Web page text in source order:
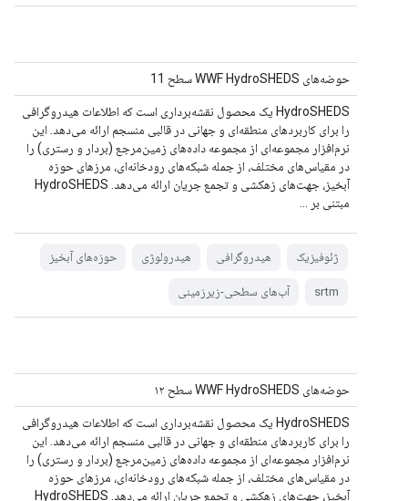
حوضه‌های WWF HydroSHEDS سطح 11
HydroSHEDS یک محصول نقشه‌برداری است که اطلاعات هیدروگرافی
را برای کاربردهای منطقه‌ای و جهانی در قالبی منسجم ارائه می‌دهد. این
نرم‌افزار مجموعه‌ای از مجموعه داده‌های زمین‌مرجع (بردار و رستری) را
در مقیاس‌های مختلف، از جمله شبکه‌های رودخانه‌ای، مرزهای حوزه
آبخیز، جهت‌های زهکشی و تجمع جریان ارائه می‌دهد. HydroSHEDS
مبتنی بر ...
ژئوفیزیک هیدروگرافی هیدرولوژی حوزه‌های آبخیز
srtm آب‌های سطحی-زیرزمینی
حوضه‌های WWF HydroSHEDS سطح ۱۲
HydroSHEDS یک محصول نقشه‌برداری است که اطلاعات هیدروگرافی
را برای کاربردهای منطقه‌ای و جهانی در قالبی منسجم ارائه می‌دهد. این
نرم‌افزار مجموعه‌ای از مجموعه داده‌های زمین‌مرجع (بردار و رستری) را
در مقیاس‌های مختلف، از جمله شبکه‌های رودخانه‌ای، مرزهای حوزه
آبخیز، جهت‌های زهکشی و تجمع جریان ارائه می‌دهد. HydroSHEDS